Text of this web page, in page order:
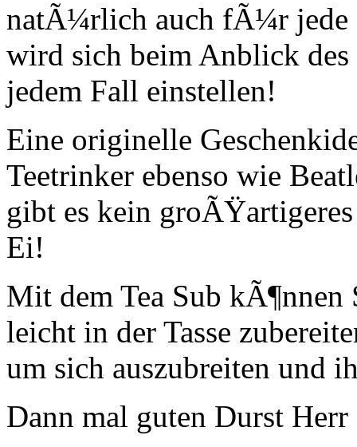
natÃ¼rlich auch fÃ¼r jede
wird sich beim Anblick
jedem Fall einstellen!
Eine originelle
Teetrinker ebenso wie
gibt es kein
Ei!
Mit dem Tea Sub
leicht in der Tasse
um sich auszubreiten und
Dann mal guten Durst